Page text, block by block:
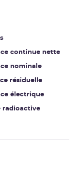
continue nette
nominale
résiduelle
électrique
radioactive